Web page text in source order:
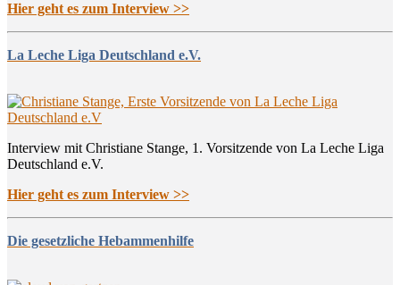
Hier geht es zum Interview >>
La Leche Liga Deutschland e.V.
Interview mit Christiane Stange, 1. Vorsitzende von La Leche Liga
Deutschland e.V.
Hier geht es zum Interview >>
Die gesetzliche Hebammenhilfe